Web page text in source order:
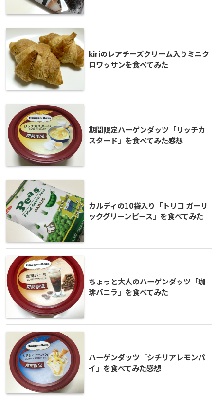
kiriのレアチーズクリーム入りミニク
ロワッサンを食べてみた
期間限定ハーゲンダッツ「リッチカ
スタード」を食べてみた感想
カルディの10袋入り「トリコ ガーリ
ックグリーンピース」を食べてみた
ちょっと大人のハーゲンダッツ「珈
琲バニラ」を食べてみた
ハーゲンダッツ「シチリアレモンパ
イ」を食べてみた感想